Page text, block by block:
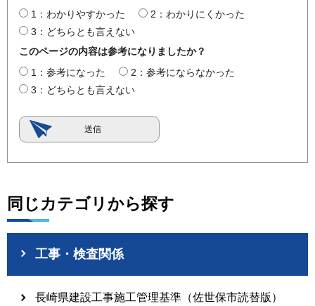
1：わかりやすかった
2：わかりにくかった
3：どちらとも言えない
このページの内容は参考になりましたか？
1：参考になった
2：参考にならなかった
3：どちらとも言えない
同じカテゴリから探す
工事・検査関係
長崎県建設工事施工管理基準（佐世保市読替版）